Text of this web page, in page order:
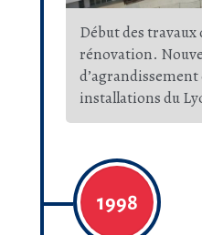
Début des travaux
rénovation.
installations du
1998